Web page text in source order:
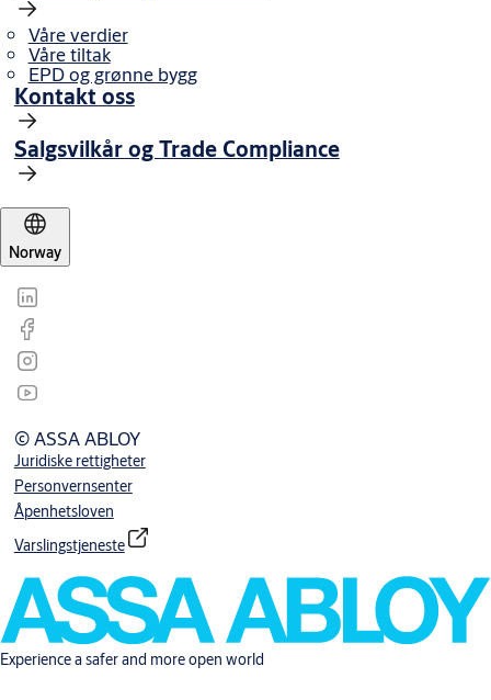
Våre verdier
Våre tiltak
EPD og grønne bygg
Kontakt oss
Salgsvilkår og Trade Compliance
Norway
© ASSA ABLOY
Juridiske rettigheter
Personvernsenter
Åpenhetsloven
Varslingstjeneste
Experience a safer and more open world